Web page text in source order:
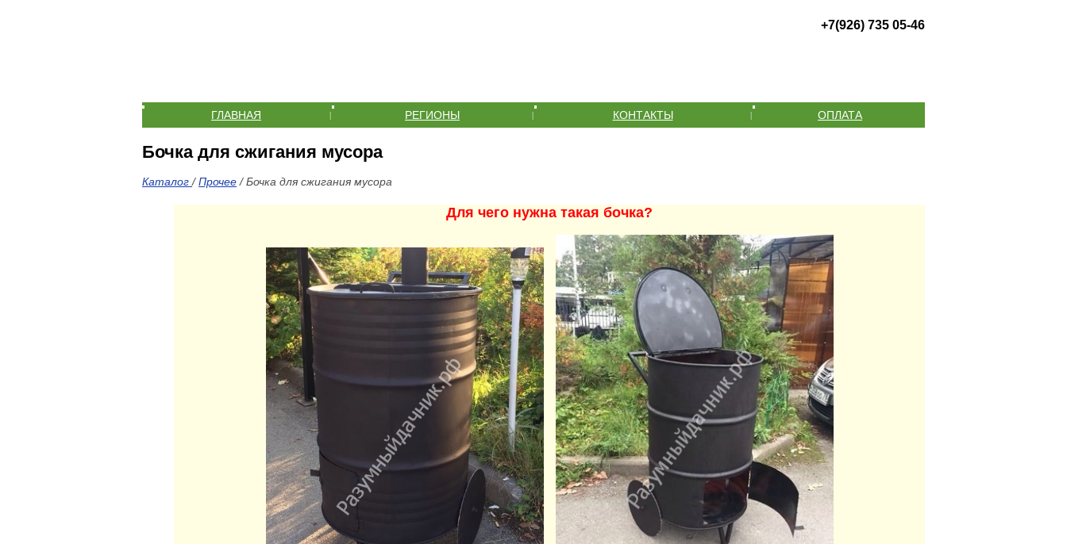
+7(926) 735 05-46
ГЛАВНАЯ | РЕГИОНЫ | КОНТАКТЫ | ОПЛАТА
Бочка для сжигания мусора
Каталог /Прочее / Бочка для сжигания мусора
Для чего нужна такая бочка?